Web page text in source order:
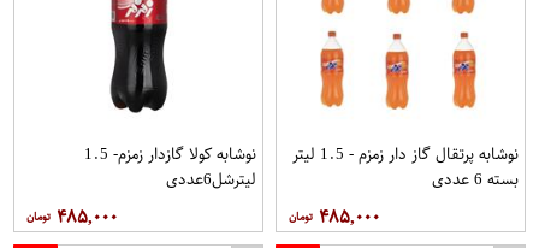
نوشابه پرتقال گاز دار زمزم - 1.5 لیتر
بسته 6 عددی
۴۸۵,۰۰۰
نوشابه کولا گازدار زمزم- 1.5
لیترشل6عددی
۴۸۵,۰۰۰